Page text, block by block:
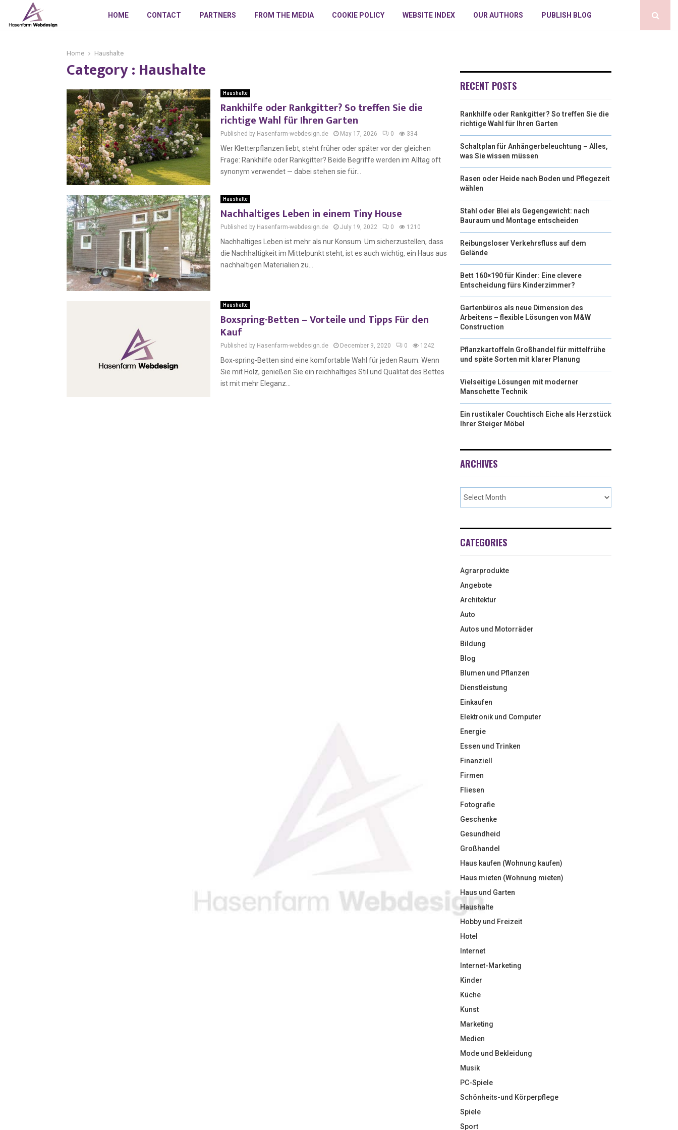
HOME CONTACT PARTNERS FROM THE MEDIA COOKIE POLICY WEBSITE INDEX OUR AUTHORS PUBLISH BLOG
Home Haushalte
Category : Haushalte
Haushalte
Rankhilfe oder Rankgitter? So treffen Sie die
richtige Wahl für Ihren Garten
Published by Hasenfarm-webdesign.de May 17, 2026 0 334
Wer Kletterpflanzen liebt, steht früher oder später vor der gleichen
Frage: Rankhilfe oder Rankgitter? Beide Begriffe werden im Alltag oft
synonym verwendet — dabei stehen sie für...
Haushalte
Nachhaltiges Leben in einem Tiny House
Published by Hasenfarm-webdesign.de July 19, 2022 0 1210
Nachhaltiges Leben ist mehr als nur Konsum. Um sicherzustellen, dass
die Nachhaltigkeit im Mittelpunkt steht, ist es auch wichtig, ein Haus aus
nachhaltigen Materialien zu...
Haushalte
Boxspring-Betten – Vorteile und Tipps Für den
Kauf
Published by Hasenfarm-webdesign.de December 9, 2020 0 1242
Box-spring-Betten sind eine komfortable Wahl für jeden Raum. Wenn
Sie mit Holz, genießen Sie ein reichhaltiges Stil und Qualität des Bettes
ist mit mehr Eleganz...
RECENT POSTS
Rankhilfe oder Rankgitter? So treffen Sie die
richtige Wahl für Ihren Garten
Schaltplan für Anhängerbeleuchtung – Alles,
was Sie wissen müssen
Rasen oder Heide nach Boden und Pflegezeit
wählen
Stahl oder Blei als Gegengewicht: nach
Bauraum und Montage entscheiden
Reibungsloser Verkehrsfluss auf dem
Gelände
Bett 160×190 für Kinder: Eine clevere
Entscheidung fürs Kinderzimmer?
Gartenbüros als neue Dimension des
Arbeitens – flexible Lösungen von M&W
Construction
Pflanzkartoffeln Großhandel für mittelfrühe
und späte Sorten mit klarer Planung
Vielseitige Lösungen mit moderner
Manschette Technik
Ein rustikaler Couchtisch Eiche als Herzstück
Ihrer Steiger Möbel
ARCHIVES
CATEGORIES
Agrarprodukte
Angebote
Architektur
Auto
Autos und Motorräder
Bildung
Blog
Blumen und Pflanzen
Dienstleistung
Einkaufen
Elektronik und Computer
Energie
Essen und Trinken
Finanziell
Firmen
Fliesen
Fotografie
Geschenke
Gesundheid
Großhandel
Haus kaufen (Wohnung kaufen)
Haus mieten (Wohnung mieten)
Haus und Garten
Haushalte
Hobby und Freizeit
Hotel
Internet
Internet-Marketing
Kinder
Küche
Kunst
Marketing
Medien
Mode und Bekleidung
Musik
PC-Spiele
Schönheits-und Körperpflege
Spiele
Sport